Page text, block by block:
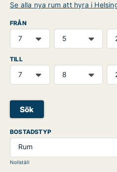
Se alla nya rum att hyra i
FRÅN
TILL
Sök
BOSTADSTYP
Rum
Nollställ